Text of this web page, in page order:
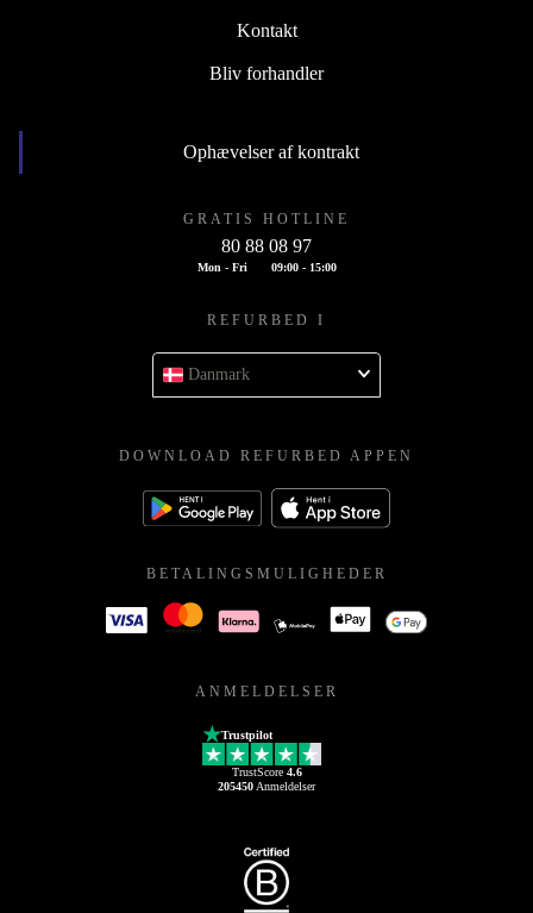
Kontakt
Bliv forhandler
Ophævelser af kontrakt
GRATIS HOTLINE
80 88 08 97
Mon - Fri 09:00 - 15:00
REFURBED I
Danmark
DOWNLOAD REFURBED APPEN
BETALINGSMULIGHEDER
ANMELDELSER
Trustpilot
TrustScore 4.6
205450 Anmeldelser